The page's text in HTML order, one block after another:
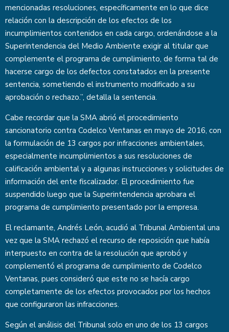
mencionadas resoluciones, específicamente en lo que dice
relación con la descripción de los efectos de los
incumplimientos contenidos en cada cargo, ordenándose a la
Superintendencia del Medio Ambiente exigir al titular que
complemente el programa de cumplimiento, de forma tal de
hacerse cargo de los defectos constatados en la presente
sentencia, sometiendo el instrumento modificado a su
aprobación o rechazo.”, detalla la sentencia.
Cabe recordar que la SMA abrió el procedimiento
sancionatorio contra Codelco Ventanas en mayo de 2016, con
la formulación de 13 cargos por infracciones ambientales,
especialmente incumplimientos a sus resoluciones de
calificación ambiental y a algunas instrucciones y solicitudes de
información del ente fiscalizador. El procedimiento fue
suspendido luego que la Superintendencia aprobara el
programa de cumplimiento presentado por la empresa.
El reclamante, Andrés León, acudió al Tribunal Ambiental una
vez que la SMA rechazó el recurso de reposición que había
interpuesto en contra de la resolución que aprobó y
complementó el programa de cumplimiento de Codelco
Ventanas, pues consideró que este no se hacía cargo
completamente de los efectos provocados por los hechos
que configuraron las infracciones.
Según el análisis del Tribunal solo en uno de los 13 cargos